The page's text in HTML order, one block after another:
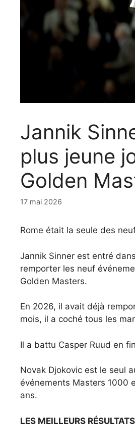
Jannik
plus jeune
Golden
17 mai 2026
Rome était la seule des
Jannik Sinner est entré
remporter les neuf
Golden Masters.
En 2026, il avait déjà
mois, il a coché tous les
Il a battu Casper Ruud en
Novak Djokovic est le seul
événements Masters 1000
ans.
LES MEILLEURS